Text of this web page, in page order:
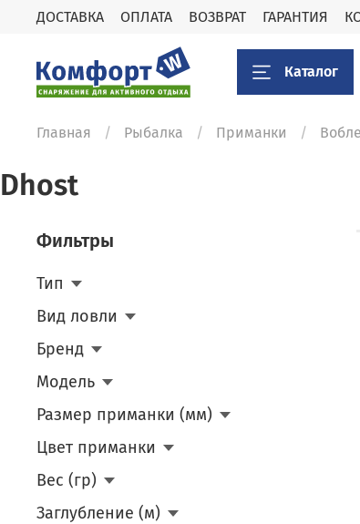
ДОСТАВКА ОПЛАТА ВОЗВРАТ ГАРАНТИЯ
Каталог
Главная Рыбалка Приманки
Dhost
Фильтры
Тип
Вид ловли
Бренд
Модель
Размер приманки (мм)
Цвет приманки
Вес (гр)
Заглубление (м)